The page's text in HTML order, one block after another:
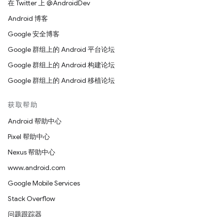
在 Twitter 上 @AndroidDev
Android 博客
Google 安全博客
Google 群组上的 Android 平台论坛
Google 群组上的 Android 构建论坛
Google 群组上的 Android 移植论坛
获取帮助
Android 帮助中心
Pixel 帮助中心
Nexus 帮助中心
www.android.com
Google Mobile Services
Stack Overflow
问题跟踪器